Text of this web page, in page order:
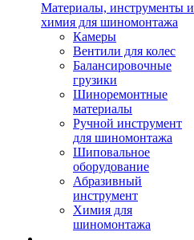
Материалы, инструменты и
химия для шиномонтажа
Камеры
Вентили для колес
Балансировочные
грузики
Шиноремонтные
материалы
Ручной инструмент
для шиномонтажа
Шиповальное
оборудование
Абразивный
инструмент
Химия для
шиномонтажа